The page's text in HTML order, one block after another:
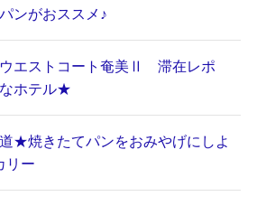
ンがおススメ♪
ウエストコート奄美Ⅱ 滞在レポ
ホテル★
★焼きたてパンをおみやげにしよ
リー